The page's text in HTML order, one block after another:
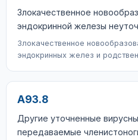
Злокачественное
эндокринной железы
Злокачественное
эндокринных желез и
A93.8
Другие уточненные
передаваемые